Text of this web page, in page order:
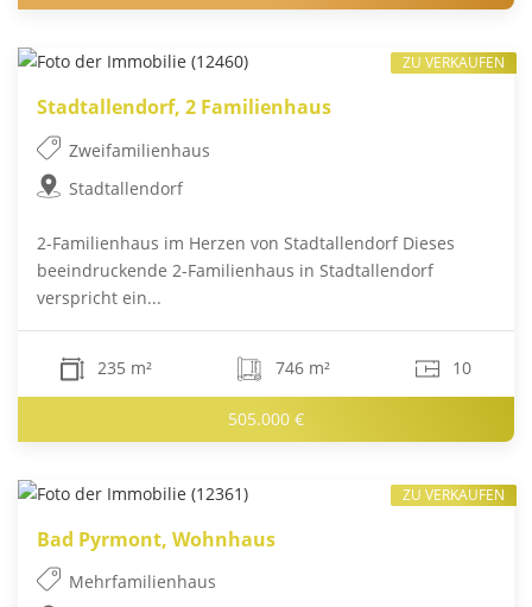
Stadtallendorf, 2 Familienhaus
Zweifamilienhaus
Stadtallendorf
2-Familienhaus im Herzen von Stadtallendorf Dieses
beeindruckende 2-Familienhaus in Stadtallendorf
verspricht ein...
235 m² 746 m² 10
505.000 €
ZU VERKAUFEN
Bad Pyrmont, Wohnhaus
Mehrfamilienhaus
ZU VERKAUFEN